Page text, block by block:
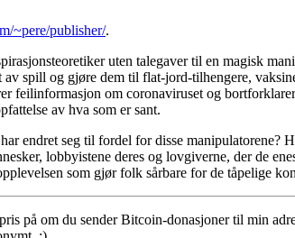
~pere/publisher/.
uten talegaver til en magisk
spill og gjøre dem til flat-jord-tilhengere,
feilinformasjon om coronaviruset og
av hva som er sant.
endret seg til fordel for disse manipulatorene?
lobbyistene deres og lovgiverne, der de
som gjør folk sårbare for de tåpelige
på om du sender Bitcoin-donasjoner til min